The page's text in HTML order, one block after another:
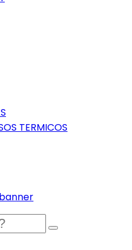
TERMICOS